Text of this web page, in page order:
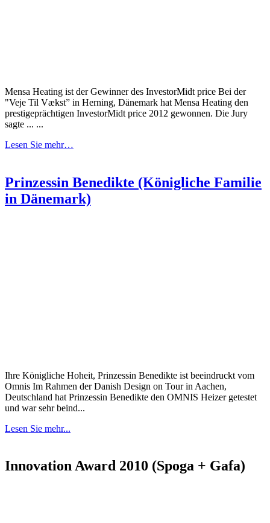
Mensa Heating ist der Gewinner des InvestorMidt price Bei der
"Veje Til Vækst” in Herning, Dänemark hat Mensa Heating den
prestigeprächtigen InvestorMidt price 2012 gewonnen. Die Jury
sagte ... ...
Lesen Sie mehr…
Prinzessin Benedikte (Königliche Familie
in Dänemark)
Ihre Königliche Hoheit, Prinzessin Benedikte ist beeindruckt vom
Omnis Im Rahmen der Danish Design on Tour in Aachen,
Deutschland hat Prinzessin Benedikte den OMNIS Heizer getestet
und war sehr beind...
Lesen Sie mehr...
Innovation Award 2010 (Spoga + Gafa)